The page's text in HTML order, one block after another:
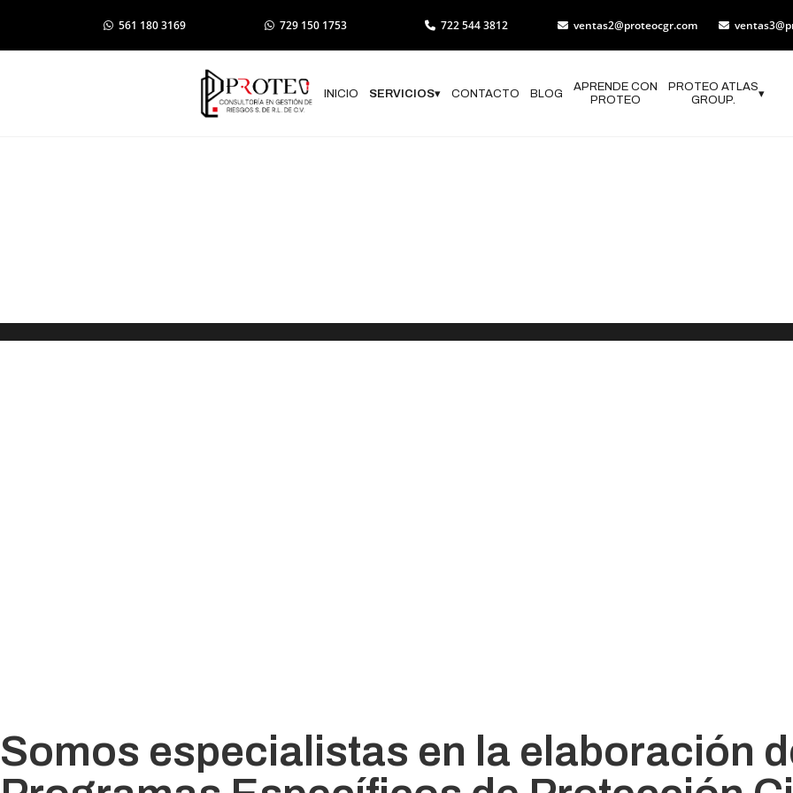
561 180 3169 729 150 1753 722 544 3812 ventas2@proteocgr.com
INICIO SERVICIOS▾ CONTACTO BLOG
APRENDE CON
PROTEO
PROTEO ATLAS
GROUP.
▾
Somos especialistas en la elaboración